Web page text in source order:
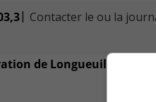
| Contacter le ou la
de Longueuil ne